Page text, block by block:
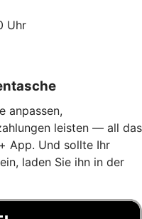
Uhr
anpassen,
leisten — all das
App. Und sollte Ihr
laden Sie ihn in der